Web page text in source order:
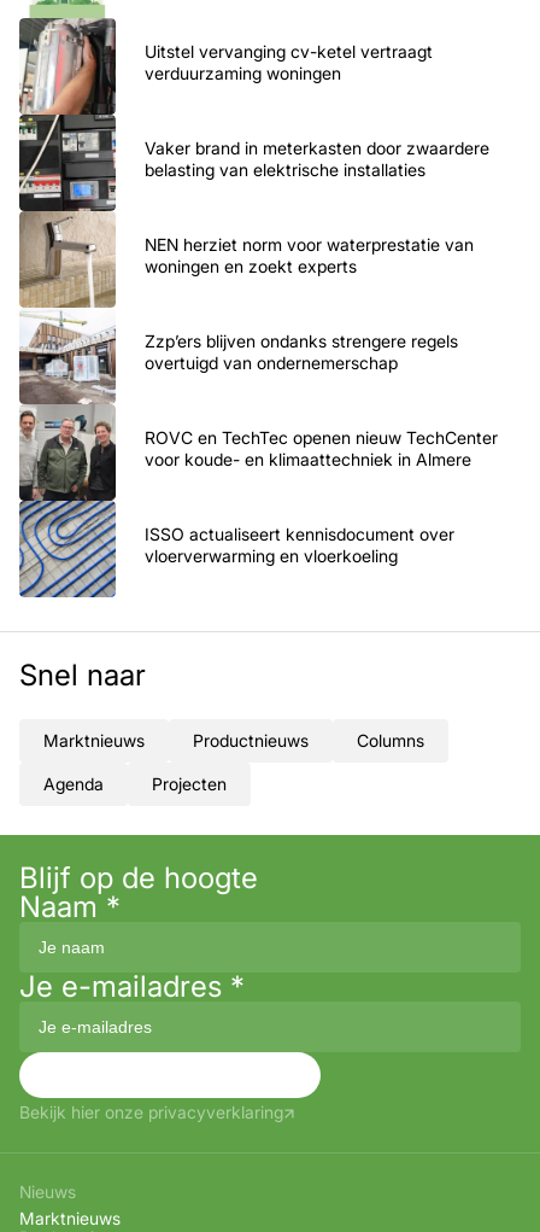
Uitstel vervanging cv-ketel vertraagt
verduurzaming woningen
Vaker brand in meterkasten door zwaardere
belasting van elektrische installaties
NEN herziet norm voor waterprestatie van
woningen en zoekt experts
Zzp’ers blijven ondanks strengere regels
overtuigd van ondernemerschap
ROVC en TechTec openen nieuw TechCenter
voor koude- en klimaattechniek in Almere
ISSO actualiseert kennisdocument over
vloerverwarming en vloerkoeling
Snel naar
Marktnieuws Productnieuws Columns
Agenda Projecten
Blijf op de hoogte
Naam *
Je e-mailadres *
Bekijk hier onze privacyverklaring
Nieuws
Marktnieuws